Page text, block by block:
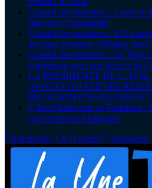
Conseil des ministres : Lomé se
finir avec l’insalubrité
Conseil des ministres : 132
ans pour restaurer l’éthique
Conseil des ministres : Le Togo
numérique avec une licence IoT
LA PRESIDENTE DE
AVOCEVOU ELEVEE
POUR SON ENGAGEMENT
C’kool Réinvente sa Fraîcheur
une Promesse Inchangée
Facebook
X (Twitter) Instagram